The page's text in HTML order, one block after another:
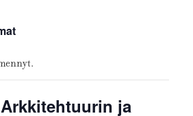
Arkkitehtuurin ja